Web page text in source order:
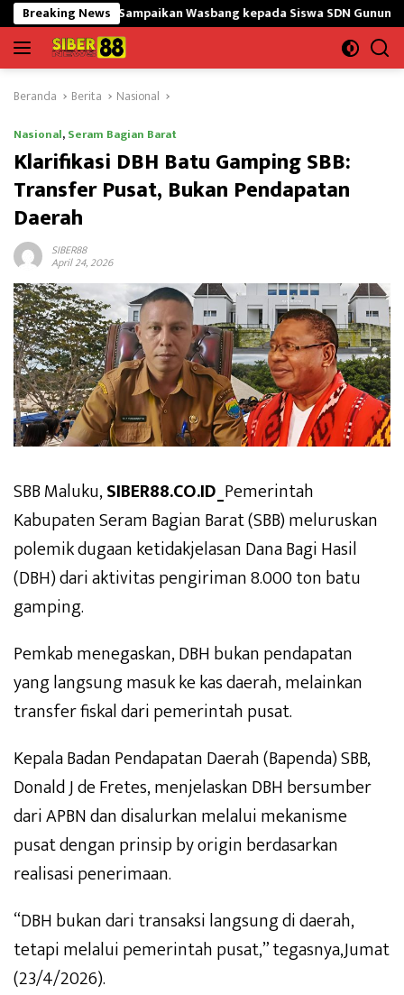
Langsung
ke
konten
Breaking News
Sampaikan Wasbang kepada Siswa SDN Gunung Susu
Beranda Berita Nasional
Nasional,Seram Bagian Barat
Klarifikasi DBH Batu Gamping SBB:
Transfer Pusat, Bukan Pendapatan
Daerah
SIBER88
April 24, 2026
SBB Maluku,SIBER88.CO.ID_ Pemerintah
Kabupaten Seram Bagian Barat (SBB) meluruskan
polemik dugaan ketidakjelasan Dana Bagi Hasil
(DBH) dari aktivitas pengiriman 8.000 ton batu
gamping.
Pemkab menegaskan, DBH bukan pendapatan
yang langsung masuk ke kas daerah, melainkan
transfer fiskal dari pemerintah pusat.
Kepala Badan Pendapatan Daerah (Bapenda) SBB,
Donald J de Fretes, menjelaskan DBH bersumber
dari APBN dan disalurkan melalui mekanisme
pusat dengan prinsip by origin berdasarkan
realisasi penerimaan.
“DBH bukan dari transaksi langsung di daerah,
tetapi melalui pemerintah pusat,” tegasnya,Jumat
(23/4/2026).